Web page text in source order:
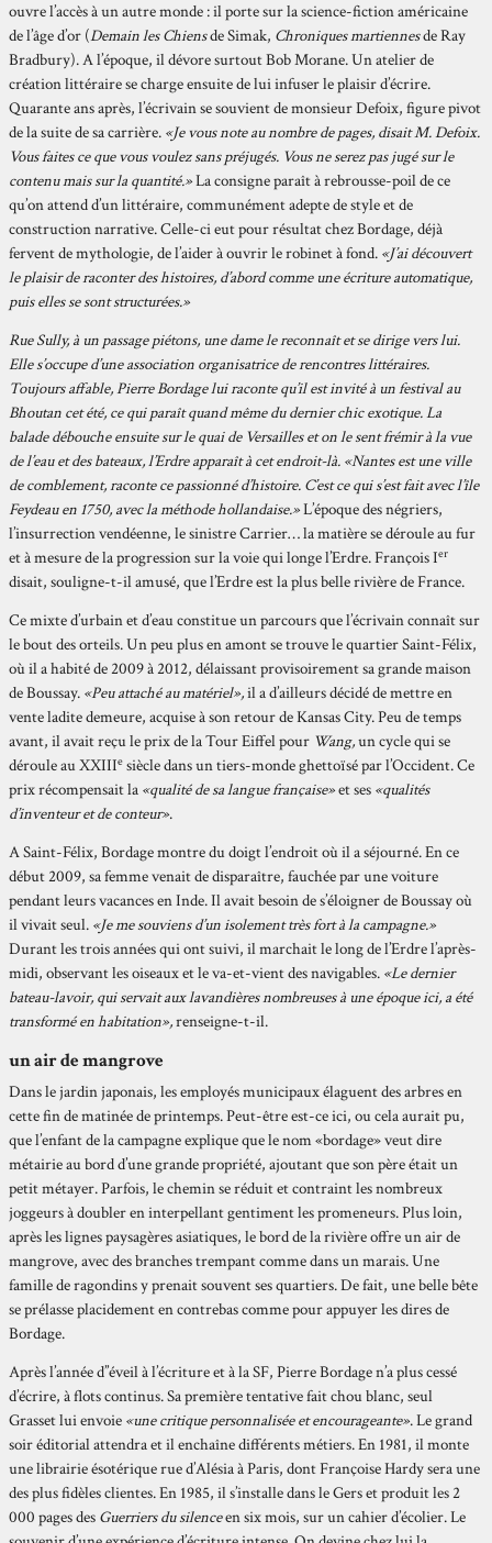
ouvre l’accès à un autre monde : il porte sur la science-fiction américaine
de l’âge d’or (Demain les Chiensde Simak, Chroniques martiennesde Ray
Bradbury). A l’époque, il dévore surtout Bob Morane. Un atelier de
création littéraire se charge ensuite de lui infuser le plaisir d’écrire.
Quarante ans après, l’écrivain se souvient de monsieur Defoix, figure pivot
de la suite de sa carrière. «Je vous note au nombre de pages, disait M. Defoix.
Vous faites ce que vous voulez sans préjugés. Vous ne serez pas jugé sur le
contenu mais sur la quantité.»La consigne paraît à rebrousse-poil de ce
qu’on attend d’un littéraire, communément adepte de style et de
construction narrative. Celle-ci eut pour résultat chez Bordage, déjà
fervent de mythologie, de l’aider à ouvrir le robinet à fond. «J’ai découvert
le plaisir de raconter des histoires, d’abord comme une écriture automatique,
puis elles se sont structurées.»
Rue Sully, à un passage piétons, une dame le reconnaît et se dirige vers lui.
Elle s’occupe d’une association organisatrice de rencontres littéraires.
Toujours affable, Pierre Bordage lui raconte qu’il est invité à un festival au
Bhoutan cet été, ce qui paraît quand même du dernier chic exotique. La
balade débouche ensuite sur le quai de Versailles et on le sent frémir à la vue
de l’eau et des bateaux, l’Erdre apparaît à cet endroit-là. «Nantes est une ville
de comblement, raconte ce passionné d’histoire. C’est ce qui s’est fait avec l’île
Feydeau en 1750, avec la méthode hollandaise.»L’époque des négriers,
l’insurrection vendéenne, le sinistre Carrier… la matière se déroule au fur
et à mesure de la progression sur la voie qui longe l’Erdre. François Ier
disait, souligne-t-il amusé, que l’Erdre est la plus belle rivière de France.
Ce mixte d’urbain et d’eau constitue un parcours que l’écrivain connaît sur
le bout des orteils. Un peu plus en amont se trouve le quartier Saint-Félix,
où il a habité de 2009 à 2012, délaissant provisoirement sa grande maison
de Boussay. «Peu attaché au matériel»,il a d’ailleurs décidé de mettre en
vente ladite demeure, acquise à son retour de Kansas City. Peu de temps
avant, il avait reçu le prix de la Tour Eiffel pour Wang,un cycle qui se
déroule au XXIIIe siècle dans un tiers-monde ghettoïsé par l’Occident. Ce
prix récompensait la «qualité de sa langue française»et ses «qualités
d’inventeur et de conteur».
A Saint-Félix, Bordage montre du doigt l’endroit où il a séjourné. En ce
début 2009, sa femme venait de disparaître, fauchée par une voiture
pendant leurs vacances en Inde. Il avait besoin de s’éloigner de Boussay où
il vivait seul. «Je me souviens d’un isolement très fort à la campagne.»
Durant les trois années qui ont suivi, il marchait le long de l’Erdre l’après-
midi, observant les oiseaux et le va-et-vient des navigables. «Le dernier
bateau-lavoir, qui servait aux lavandières nombreuses à une époque ici, a été
transformé en habitation»,renseigne-t-il.
un air de mangrove
Dans le jardin japonais, les employés municipaux élaguent des arbres en
cette fin de matinée de printemps. Peut-être est-ce ici, ou cela aurait pu,
que l’enfant de la campagne explique que le nom «bordage» veut dire
métairie au bord d’une grande propriété, ajoutant que son père était un
petit métayer. Parfois, le chemin se réduit et contraint les nombreux
joggeurs à doubler en interpellant gentiment les promeneurs. Plus loin,
après les lignes paysagères asiatiques, le bord de la rivière offre un air de
mangrove, avec des branches trempant comme dans un marais. Une
famille de ragondins y prenait souvent ses quartiers. De fait, une belle bête
se prélasse placidement en contrebas comme pour appuyer les dires de
Bordage.
Après l’année d’’éveil à l’écriture et à la SF, Pierre Bordage n’a plus cessé
d’écrire, à flots continus. Sa première tentative fait chou blanc, seul
Grasset lui envoie «une critique personnalisée et encourageante». Le grand
soir éditorial attendra et il enchaîne différents métiers. En 1981, il monte
une librairie ésotérique rue d’Alésia à Paris, dont Françoise Hardy sera une
des plus fidèles clientes. En 1985, il s’installe dans le Gers et produit les 2
000 pages des Guerriers du silenceen six mois, sur un cahier d’écolier. Le